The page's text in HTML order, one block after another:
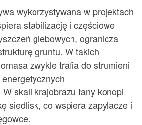
wykorzystywana w projektach
stabilizację i częściowe
glebowych, ogranicza
gruntu. W takich
zwykle trafia do strumieni
skali krajobrazu łany konopi
siedlisk, co wspiera zapylacze i